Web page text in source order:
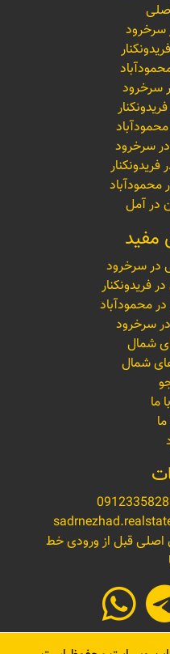
سرخرود
سرخرود
در سرخرود
فریدونکنار
محمودآباد
در آمل
مفید
در سرخرود
فریدونکنار
محمودآباد
سرخرود
شمال
شمال
ما
اصلی قبل از ورودی خط